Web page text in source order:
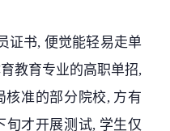
证书, 便觉能轻易走单
教育专业的高职单招,
核准的部分院校, 方有
旬才开展测试, 学生仅